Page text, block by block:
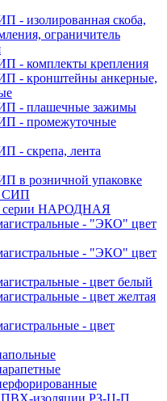
- изолированная скоба,
ограничитель
- комплекты крепления
- кронштейны анкерные,
- плашечные зажимы
- промежуточные
- скрепа, лента
в розничной упаковке
СИП
серии НАРОДНАЯ
- "ЭКО" цвет
- "ЭКО" цвет
- цвет белый
- цвет желтая
- цвет
ПВХ-изоляции РЗ-Ц-П